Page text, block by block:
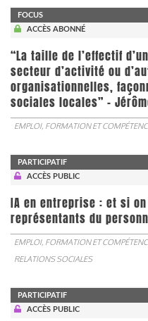
FOCUS
ACCÈS ABONNÉ
“La taille de l’effectif
secteur d’activité ou
organisationnelles,
sociales locales” -
EMPLOI, FORMATION ET
PARTICIPATIF
ACCÈS PUBLIC
IA en entreprise : et si
représentants du
EMPLOI, FORMATION ET
RELATIONS SOCIALES
PARTICIPATIF
ACCÈS PUBLIC